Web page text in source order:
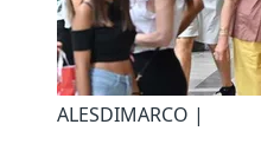
ALESDIMARCO |